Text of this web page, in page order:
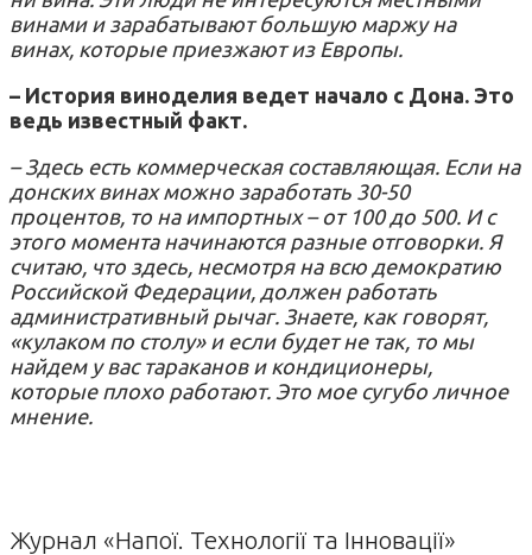
винами и зарабатывают большую маржу на
винах, которые приезжают из Европы.
– История виноделия ведет начало с Дона. Это
ведь известный факт.
– Здесь есть коммерческая составляющая. Если на
донских винах можно заработать 30-50
процентов, то на импортных – от 100 до 500. И с
этого момента начинаются разные отговорки. Я
считаю, что здесь, несмотря на всю демократию
Российской Федерации, должен работать
административный рычаг. Знаете, как говорят,
«кулаком по столу» и если будет не так, то мы
найдем у вас тараканов и кондиционеры,
которые плохо работают. Это мое сугубо личное
мнение.
Журнал «Напої. Технології та Інновації»